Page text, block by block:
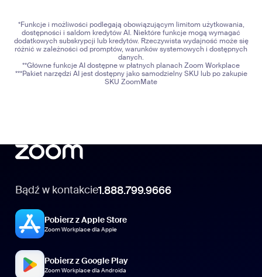
*Funkcje i możliwości podlegają obowiązującym limitom użytkowania,
dostępności i saldom kredytów AI. Niektóre funkcje mogą wymagać
dodatkowych subskrypcji lub kredytów. Rzeczywista wydajność może się
różnić w zależności od promptów, warunków systemowych i dostępnych
danych.
**Główne funkcje AI dostępne w płatnych planach Zoom Workplace
***Pakiet narzędzi AI jest dostępny jako samodzielny SKU lub po zakupie
SKU ZoomMate
Bądź w kontakcie1.888.799.9666
Pobierz z Apple Store
Zoom Workplace dla Apple
Pobierz z Google Play
Zoom Workplace dla Androida